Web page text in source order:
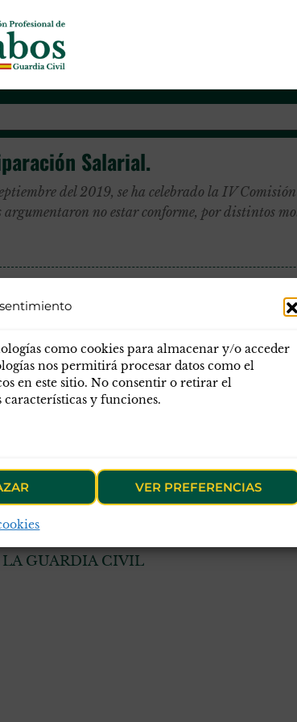
como cookies para almacenar y/o acceder
nos permitirá procesar datos como el
en este sitio. No consentir o retirar el
y funciones.
VER PREFERENCIAS
Profesional de Cabos de la Guardia
Salarial.
del 2019, se ha celebrado la IV
no estar conforme, por distintos
a socios
FASCES
GUARDIA CIVIL